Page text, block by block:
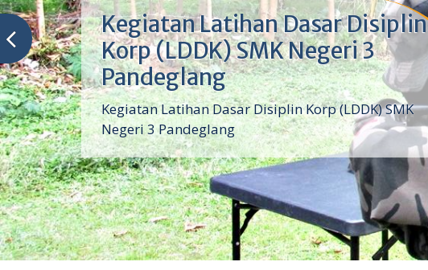
Kegiatan Latihan Dasar Disiplin
Korp (LDDK) SMK Negeri 3
Pandeglang
Kegiatan Latihan Dasar Disiplin Korp (LDDK) SMK
Negeri 3 Pandeglang